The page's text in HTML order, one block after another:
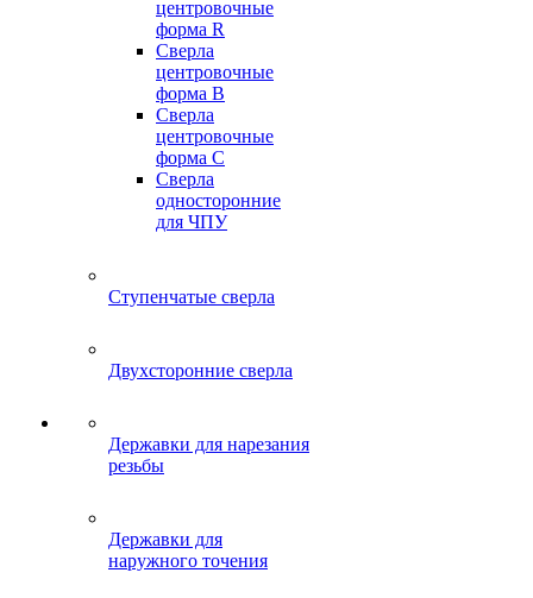
центровочные
форма R
Сверла
центровочные
форма B
Сверла
центровочные
форма C
Сверла
односторонние
для ЧПУ
Ступенчатые сверла
Двухсторонние сверла
Державки для нарезания
резьбы
Державки для
наружного точения